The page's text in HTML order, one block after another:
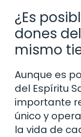
¿Es
dones
mismo
Aunque es
del Espíritu
importante
único y
la vida de